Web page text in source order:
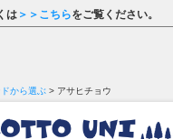
は ＞＞こちらをご覧ください。
から選ぶ > アサヒチョウ